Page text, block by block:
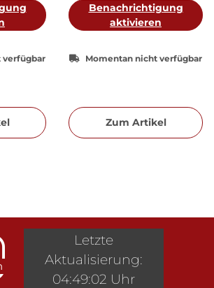
verfügbar
Benachrichtigung
aktivieren
Momentan nicht verfügbar
Zum Artikel
Letzte
Aktualisierung:
04:49:02 Uhr